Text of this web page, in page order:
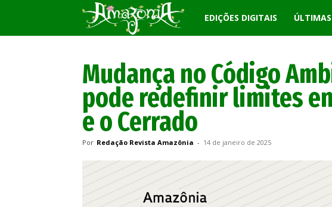
Revista
EDIÇÕES DIGITAIS
Mudança no Código
pode redefinir limites
e o Cerrado
Por Redação Revista Amazônia - 14 de janeiro de 2025